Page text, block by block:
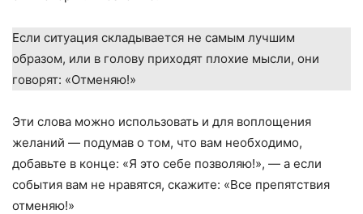
Если ситуация складывается не самым лучшим
образом, или в голову приходят плохие мысли, они
говорят: «Отменяю!»
Эти слова можно использовать и для воплощения
желаний — подумав о том, что вам необходимо,
добавьте в конце: «Я это себе позволяю!», — а если
события вам не нравятся, скажите: «Все препятствия
отменяю!»